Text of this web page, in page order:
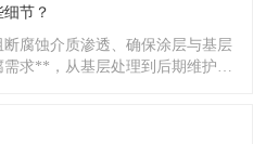
节？
腐蚀介质渗透、确保涂层与基层
求**，从基层处理到后期维护，